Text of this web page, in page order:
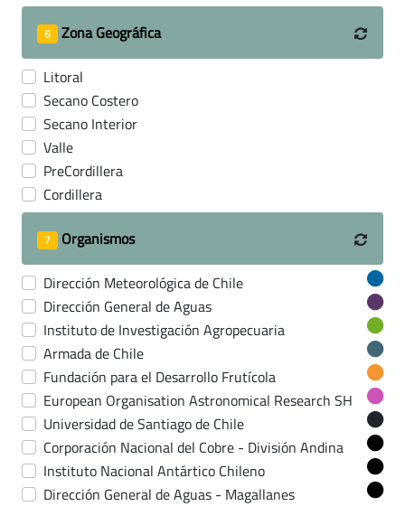
6 Zona Geográfica
Litoral
Secano Costero
Secano Interior
Valle
PreCordillera
Cordillera
7 Organismos
Dirección Meteorológica de Chile
Dirección General de Aguas
Instituto de Investigación Agropecuaria
Armada de Chile
Fundación para el Desarrollo Frutícola
European Organisation Astronomical Research SH
Universidad de Santiago de Chile
Corporación Nacional del Cobre - División Andina
Instituto Nacional Antártico Chileno
Dirección General de Aguas - Magallanes